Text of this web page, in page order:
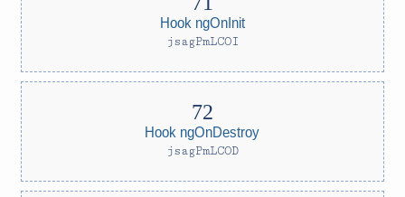
Hook ngOnInit
jsagPmLCOI
Hook ngOnDestroy
jsagPmLCOD